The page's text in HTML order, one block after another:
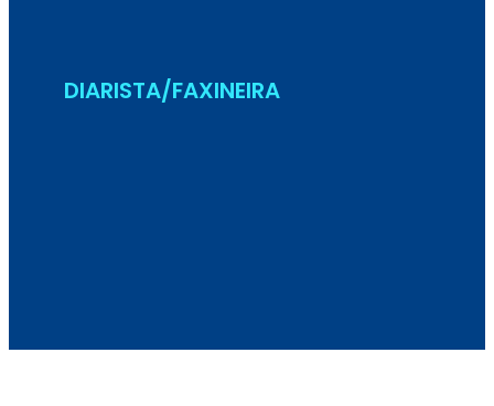
DIARISTA/FAXINEIRA